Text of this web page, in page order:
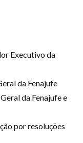
Executivo da
da Fenajufe
da Fenajufe e
por resoluções